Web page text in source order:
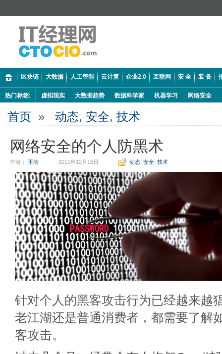
区块链 大数据 人工智能 云计算 企业2.0 互联网 安 全 装 备
热门标签: 虚拟现实 大数据趋势 数据科学家 机器学习 网络安全
首页 » 动态, 安全, 技术
网络安全的个人防黑术
作者： 王萌 2011年12月15日 动态 安全 技术
针对个人的黑客攻击行为已经越来越
老江湖还是普通消费者，都需要了解
客攻击。